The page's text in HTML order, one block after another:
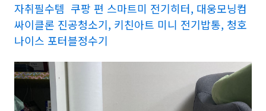
자취필수템 쿠팡 편 스마트미 전기히터, 대웅모닝컴
싸이클론 진공청소기, 키친아트 미니 전기밥통, 청호
나이스 포터블정수기